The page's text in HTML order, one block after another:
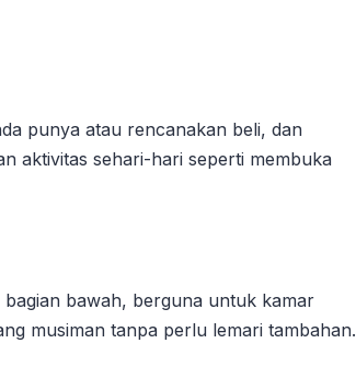
punya atau rencanakan beli, dan
aktivitas sehari-hari seperti membuka
bawah, berguna untuk kamar
musiman tanpa perlu lemari tambahan.